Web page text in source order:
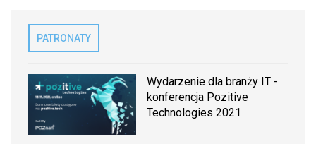
PATRONATY
Wydarzenie dla branży IT -
konferencja Pozitive
Technologies 2021